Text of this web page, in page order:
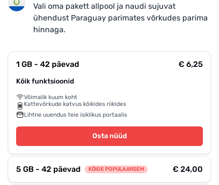
Vali oma pakett allpool ja naudi sujuvat
ühendust Paraguay parimates võrkudes parima
hinnaga.
1 GB - 42 päevad € 6,25
Kõik funktsioonid
Võimalik kuum koht
Kattevõrkude katvus kõikides riikides
Lihtne uuendus teie isiklikus portaalis
Osta nüüd
5 GB - 42 päevad KÕIGE POPULAARSEM € 24,00